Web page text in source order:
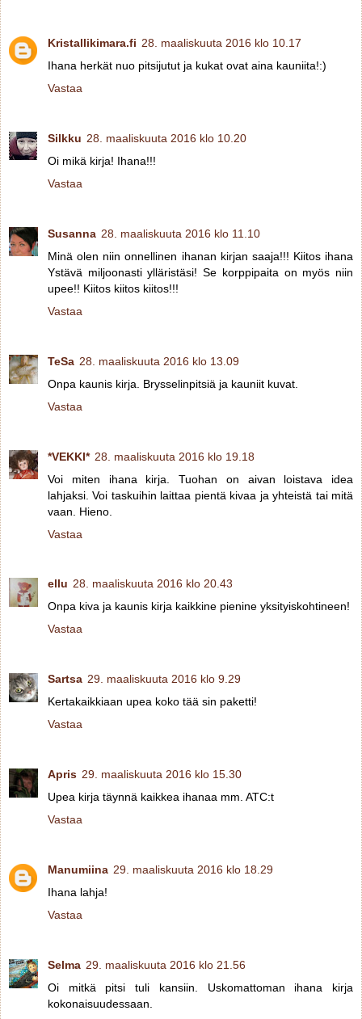
Kristallikimara.fi 28. maaliskuuta 2016 klo 10.17
Ihana herkät nuo pitsijutut ja kukat ovat aina kauniita!:)
Vastaa
Silkku 28. maaliskuuta 2016 klo 10.20
Oi mikä kirja! Ihana!!!
Vastaa
Susanna 28. maaliskuuta 2016 klo 11.10
Minä olen niin onnellinen ihanan kirjan saaja!!! Kiitos ihana
Ystävä miljoonasti ylläristäsi! Se korppipaita on myös niin
upee!! Kiitos kiitos kiitos!!!
Vastaa
TeSa 28. maaliskuuta 2016 klo 13.09
Onpa kaunis kirja. Brysselinpitsiä ja kauniit kuvat.
Vastaa
*VEKKI* 28. maaliskuuta 2016 klo 19.18
Voi miten ihana kirja. Tuohan on aivan loistava idea
lahjaksi. Voi taskuihin laittaa pientä kivaa ja yhteistä tai mitä
vaan. Hieno.
Vastaa
ellu 28. maaliskuuta 2016 klo 20.43
Onpa kiva ja kaunis kirja kaikkine pienine yksityiskohtineen!
Vastaa
Sartsa 29. maaliskuuta 2016 klo 9.29
Kertakaikkiaan upea koko tää sin paketti!
Vastaa
Apris 29. maaliskuuta 2016 klo 15.30
Upea kirja täynnä kaikkea ihanaa mm. ATC:t
Vastaa
Manumiina 29. maaliskuuta 2016 klo 18.29
Ihana lahja!
Vastaa
Selma 29. maaliskuuta 2016 klo 21.56
Oi mitkä pitsi tuli kansiin. Uskomattoman ihana kirja
kokonaisuudessaan.